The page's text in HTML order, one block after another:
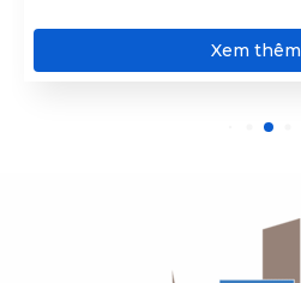
Xem thêm